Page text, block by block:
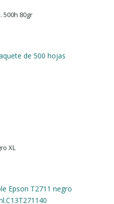
500h 80gr
de 500 hojas
XL
Epson T2711 negro
C13T271140